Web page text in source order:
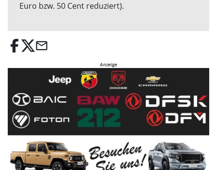
Euro bzw. 50 Cent reduziert).
email